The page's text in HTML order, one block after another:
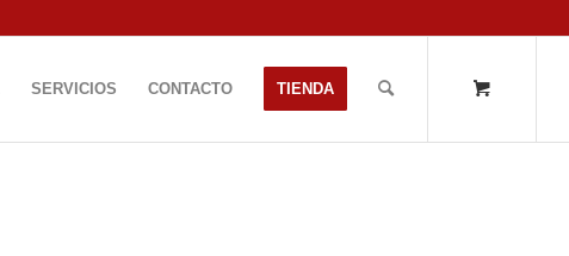
SERVICIOS CONTACTO TIENDA